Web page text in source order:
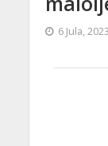
6 Jula, 2023